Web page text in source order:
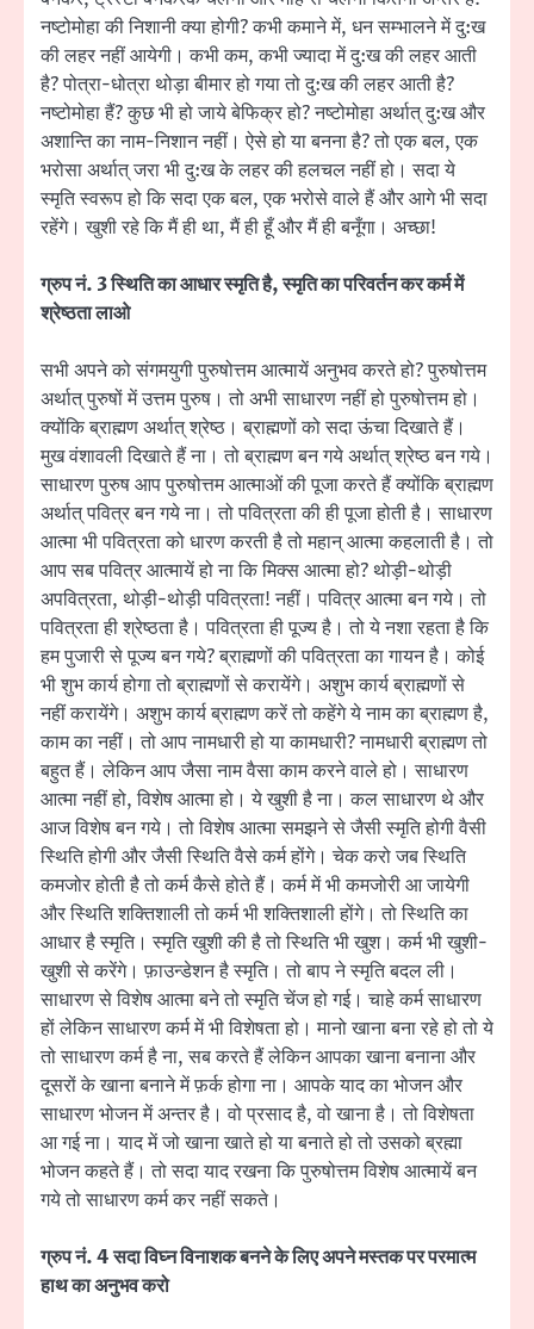
नष्टोमोहा की निशानी क्या होगी? कभी कमाने में, धन सम्भालने में दु:ख
की लहर नहीं आयेगी। कभी कम, कभी ज्यादा में दु:ख की लहर आती
है? पोत्रा-धोत्रा थोड़ा बीमार हो गया तो दु:ख की लहर आती है?
नष्टोमोहा हैं? कुछ भी हो जाये बेफिक्र हो? नष्टोमोहा अर्थात् दु:ख और
अशान्ति का नाम-निशान नहीं। ऐसे हो या बनना है? तो एक बल, एक
भरोसा अर्थात् जरा भी दु:ख के लहर की हलचल नहीं हो। सदा ये
स्मृति स्वरूप हो कि सदा एक बल, एक भरोसे वाले हैं और आगे भी सदा
रहेंगे। खुशी रहे कि मैं ही था, मैं ही हूँ और मैं ही बनूँगा। अच्छा!
ग्रुप नं. 3 स्थिति का आधार स्मृति है, स्मृति का परिवर्तन कर कर्म में
श्रेष्ठता लाओ
सभी अपने को संगमयुगी पुरुषोत्तम आत्मायें अनुभव करते हो? पुरुषोत्तम
अर्थात् पुरुषों में उत्तम पुरुष। तो अभी साधारण नहीं हो पुरुषोत्तम हो।
क्योंकि ब्राह्मण अर्थात् श्रेष्ठ। ब्राह्मणों को सदा ऊंचा दिखाते हैं।
मुख वंशावली दिखाते हैं ना। तो ब्राह्मण बन गये अर्थात् श्रेष्ठ बन गये।
साधारण पुरुष आप पुरुषोत्तम आत्माओं की पूजा करते हैं क्योंकि ब्राह्मण
अर्थात् पवित्र बन गये ना। तो पवित्रता की ही पूजा होती है। साधारण
आत्मा भी पवित्रता को धारण करती है तो महान् आत्मा कहलाती है। तो
आप सब पवित्र आत्मायें हो ना कि मिक्स आत्मा हो? थोड़ी-थोड़ी
अपवित्रता, थोड़ी-थोड़ी पवित्रता! नहीं। पवित्र आत्मा बन गये। तो
पवित्रता ही श्रेष्ठता है। पवित्रता ही पूज्य है। तो ये नशा रहता है कि
हम पुजारी से पूज्य बन गये? ब्राह्मणों की पवित्रता का गायन है। कोई
भी शुभ कार्य होगा तो ब्राह्मणों से करायेंगे। अशुभ कार्य ब्राह्मणों से
नहीं करायेंगे। अशुभ कार्य ब्राह्मण करें तो कहेंगे ये नाम का ब्राह्मण है,
काम का नहीं। तो आप नामधारी हो या कामधारी? नामधारी ब्राह्मण तो
बहुत हैं। लेकिन आप जैसा नाम वैसा काम करने वाले हो। साधारण
आत्मा नहीं हो, विशेष आत्मा हो। ये खुशी है ना। कल साधारण थे और
आज विशेष बन गये। तो विशेष आत्मा समझने से जैसी स्मृति होगी वैसी
स्थिति होगी और जैसी स्थिति वैसे कर्म होंगे। चेक करो जब स्थिति
कमजोर होती है तो कर्म कैसे होते हैं। कर्म में भी कमजोरी आ जायेगी
और स्थिति शक्तिशाली तो कर्म भी शक्तिशाली होंगे। तो स्थिति का
आधार है स्मृति। स्मृति खुशी की है तो स्थिति भी खुश। कर्म भी खुशी-
खुशी से करेंगे। फ़ाउन्डेशन है स्मृति। तो बाप ने स्मृति बदल ली।
साधारण से विशेष आत्मा बने तो स्मृति चेंज हो गई। चाहे कर्म साधारण
हों लेकिन साधारण कर्म में भी विशेषता हो। मानो खाना बना रहे हो तो ये
तो साधारण कर्म है ना, सब करते हैं लेकिन आपका खाना बनाना और
दूसरों के खाना बनाने में फ़र्क होगा ना। आपके याद का भोजन और
साधारण भोजन में अन्तर है। वो प्रसाद है, वो खाना है। तो विशेषता
आ गई ना। याद में जो खाना खाते हो या बनाते हो तो उसको ब्रह्मा
भोजन कहते हैं। तो सदा याद रखना कि पुरुषोत्तम विशेष आत्मायें बन
गये तो साधारण कर्म कर नहीं सकते।
ग्रुप नं. 4 सदा विघ्न विनाशक बनने के लिए अपने मस्तक पर परमात्म
हाथ का अनुभव करो